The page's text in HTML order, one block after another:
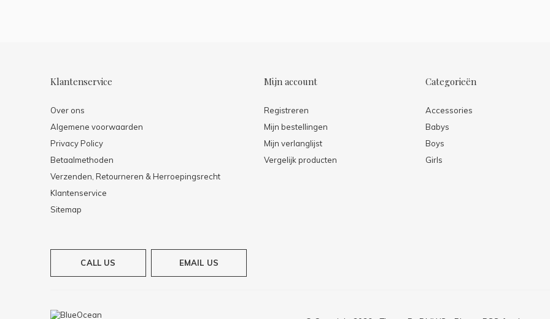
Klantenservice
Over ons
Algemene voorwaarden
Privacy Policy
Betaalmethoden
Verzenden, Retourneren & Herroepingsrecht
Klantenservice
Sitemap
Mijn account
Registreren
Mijn bestellingen
Mijn verlanglijst
Vergelijk producten
Categorieën
Accessories
Babys
Boys
Girls
CALL US EMAIL US